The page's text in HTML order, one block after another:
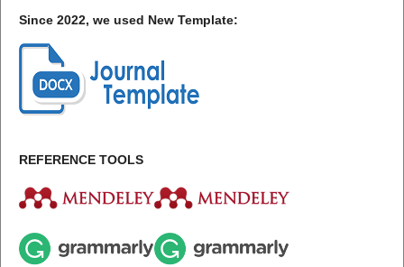
Since 2022, we used New Template:
REFERENCE TOOLS